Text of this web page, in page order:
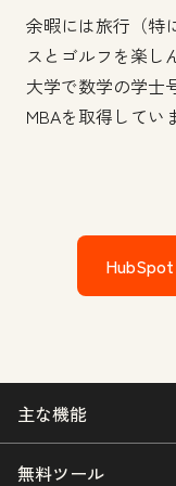
余暇には旅行（特
スとゴルフを楽し
大学で数学の学士
MBAを取得してい
主な機能
無料ツール